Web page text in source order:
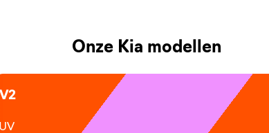
Onze Kia modellen